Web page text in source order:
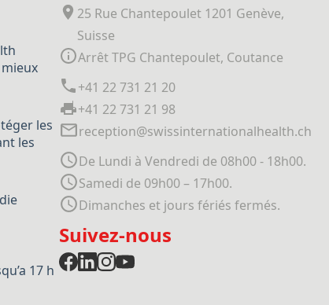
les
les
17 h
25 Rue Chantepoulet 1201 Genève,
Suisse
Arrêt TPG Chantepoulet, Coutance
+41 22 731 21 20
+41 22 731 21 98
reception@swissinternationalhealth.ch
De Lundi à Vendredi de 08h00 - 18h00.
Samedi de 09h00 – 17h00.
Dimanches et jours fériés fermés.
Suivez-nous